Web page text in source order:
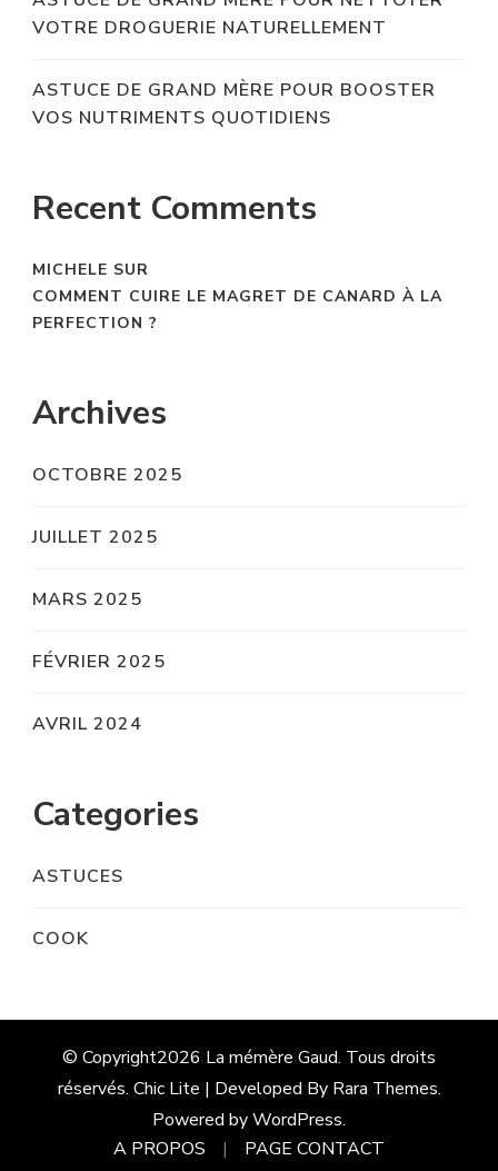
VOTRE DROGUERIE NATURELLEMENT
ASTUCE DE GRAND MÈRE POUR BOOSTER
VOS NUTRIMENTS QUOTIDIENS
Recent Comments
MICHELE SUR
COMMENT CUIRE LE MAGRET DE CANARD À LA
PERFECTION ?
Archives
OCTOBRE 2025
JUILLET 2025
MARS 2025
FÉVRIER 2025
AVRIL 2024
Categories
ASTUCES
COOK
© Copyright2026 La mémère Gaud. Tous droits
réservés. Chic Lite | Developed By Rara Themes.
Powered byWordPress.
A PROPOS
PAGE CONTACT